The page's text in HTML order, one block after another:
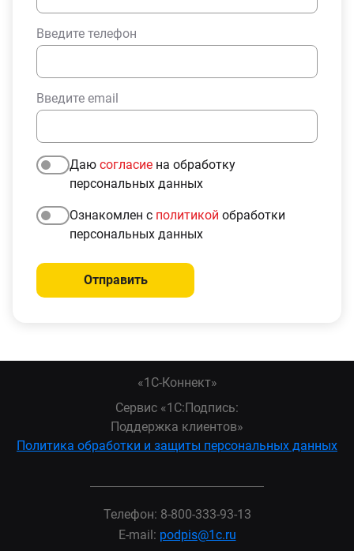
Введите телефон
Введите email
Даю согласие на обработку
персональных данных
Ознакомлен с политикой обработки
персональных данных
Отправить
«1С-Коннект»
сервис «1С:Подпись:
Поддержка клиентов»
Политика обработки и защиты персональных данных
Телефон: 8-800-333-93-13
E-mail: podpis@1c.ru